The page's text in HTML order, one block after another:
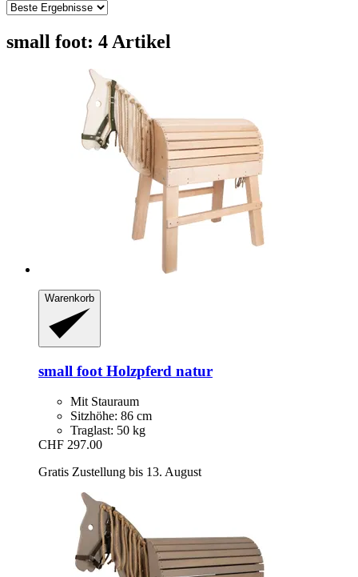
small foot: 4 Artikel
Warenkorb
small foot Holzpferd natur
Mit Stauraum
Sitzhöhe: 86 cm
Traglast: 50 kg
CHF 297.00
Gratis Zustellung bis 13. August